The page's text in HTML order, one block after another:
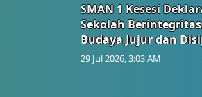
SMAN 1 Kesesi
Sekolah
Budaya Jujur dan
29 Jul 2026, 3:03 AM